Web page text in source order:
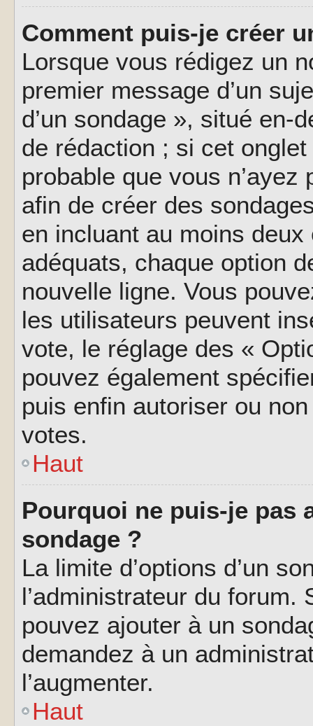
Comment puis-je créer
Lorsque vous rédigez un
premier message d’un
d’un sondage », situé en-
de rédaction ; si cet
probable que vous
afin de créer des
en incluant au moins
adéquats, chaque option
nouvelle ligne. Vous
les utilisateurs peuvent
vote, le réglage des «
pouvez également
puis enfin autoriser ou
votes.
Haut
Pourquoi ne puis-je pas
sondage ?
La limite d’options d’un
l’administrateur du forum.
pouvez ajouter à un
demandez à un
l’augmenter.
Haut